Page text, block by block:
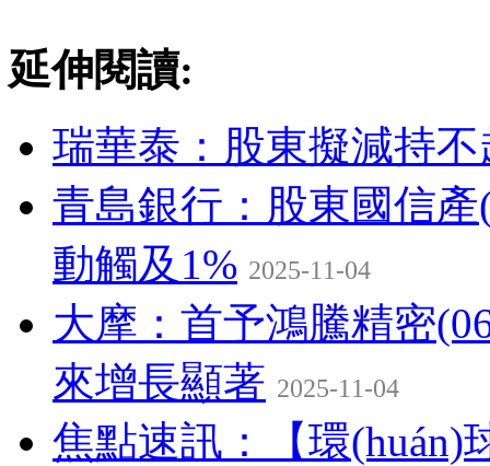
延伸閱讀:
瑞華泰：股東擬減持
青島銀行：股東國信產
動觸及1% 2025-11-04
大摩：首予鴻騰精密
來增長顯著 2025-11-04
焦點速訊：【環(huán)